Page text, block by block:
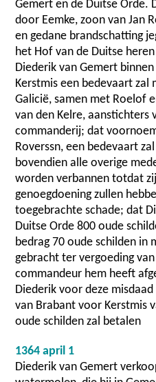
Gemert en de Duitse Orde.
door Eemke, zoon van Jan
en gedane brandschatting
het Hof van de Duitse
Diederik van Gemert
Kerstmis een bedevaart zal
Galicië, samen met Roelof
van den Kelre, aanstichters
commanderij; dat
Roverssn, een bedevaart
bovendien alle overige
worden verbannen totdat
genoegdoening zullen
toegebrachte schade; dat
Duitse Orde 800 oude
bedrag 70 oude schilden in
gebracht ter vergoeding
commandeur hem heeft
Diederik voor deze
van Brabant voor Kerstmis
oude schilden zal betalen
1364 april 1
Diederik van Gemert